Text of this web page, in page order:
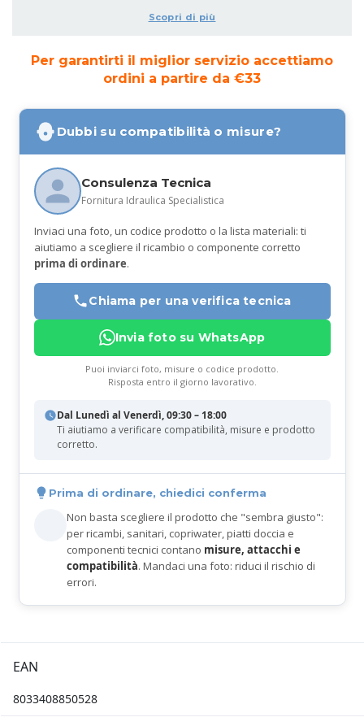
Per garantirti il miglior servizio accettiamo
ordini a partire da €33
Dubbi su compatibilità o misure?
Consulenza Tecnica
Fornitura Idraulica Specialistica
Inviaci una foto, un codice prodotto o la lista materiali: ti
aiutiamo a scegliere il ricambio o componente corretto
prima di ordinare.
Chiama per una verifica tecnica
Invia foto su WhatsApp
Puoi inviarci foto, misure o codice prodotto.
Risposta entro il giorno lavorativo.
Dal Lunedì al Venerdì, 09:30 – 18:00
Ti aiutiamo a verificare compatibilità, misure e prodotto
corretto.
Prima di ordinare, chiedici conferma
Non basta scegliere il prodotto che "sembra giusto":
per ricambi, sanitari, copriwater, piatti doccia e
componenti tecnici contano misure, attacchi e
compatibilità. Mandaci una foto: riduci il rischio di
errori.
Scopri di più
EAN
8033408850528